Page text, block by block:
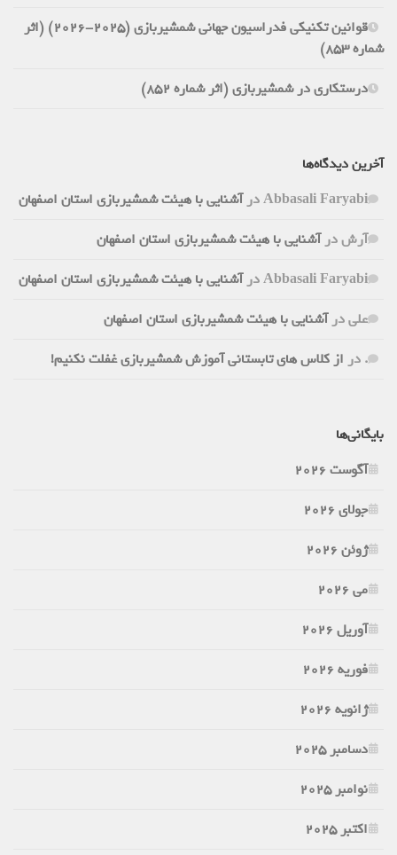
قوانین تکنیکی فدراسیون جهانی شمشیربازی (2025-2026) (اثر
شماره 853)
درستکاری در شمشیربازی (اثر شماره 852)
آخرین دیدگاه‌ها
Abbasali Faryabiدرآشنایی با هیئت شمشیربازی استان اصفهان
آرشدرآشنایی با هیئت شمشیربازی استان اصفهان
Abbasali Faryabiدرآشنایی با هیئت شمشیربازی استان اصفهان
علیدرآشنایی با هیئت شمشیربازی استان اصفهان
.دراز کلاس های تابستانی آموزش شمشیربازی غفلت نکنیم!
بایگانی‌ها
آگوست 2026
جولای 2026
ژوئن 2026
می 2026
آوریل 2026
فوریه 2026
ژانویه 2026
دسامبر 2025
نوامبر 2025
اکتبر 2025